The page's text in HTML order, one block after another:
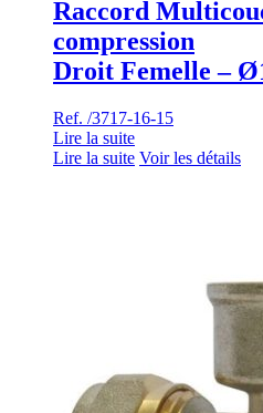
Raccord
compression
Droit Femelle –
Ref. /3717-16-15
Lire la suite
Lire la suite Voir les détails